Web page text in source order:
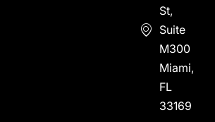
St,
Suite
M300
Miami,
FL
33169